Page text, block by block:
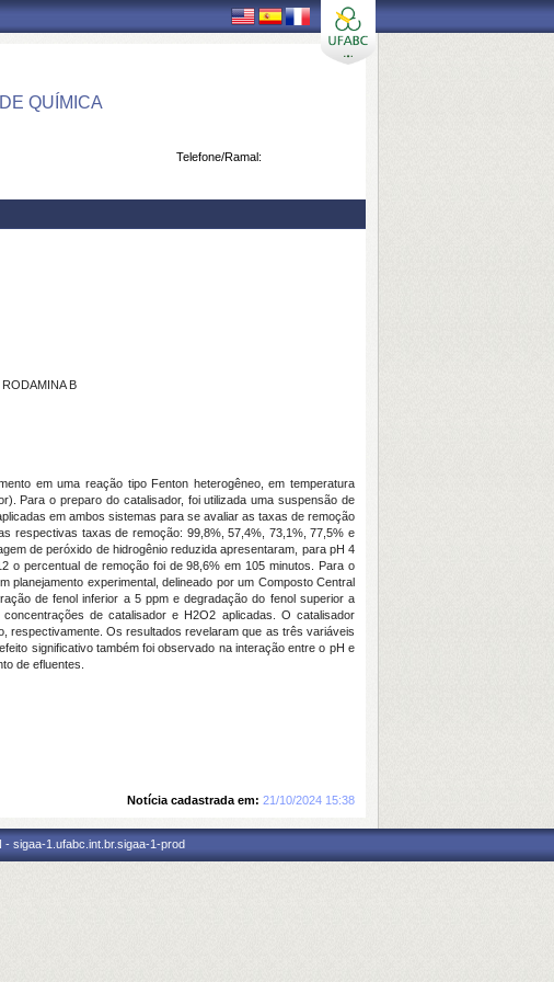
QUÍMICA
Telefone/Ramal:
B
em uma reação tipo Fenton heterogêneo, em temperatura
Para o preparo do catalisador, foi utilizada uma suspensão de
em ambos sistemas para se avaliar as taxas de remoção
respectivas taxas de remoção: 99,8%, 57,4%, 73,1%, 77,5% e
de peróxido de hidrogênio reduzida apresentaram, para pH 4
o percentual de remoção foi de 98,6% em 105 minutos. Para o
experimental, delineado por um Composto Central
de fenol inferior a 5 ppm e degradação do fenol superior a
de catalisador e H2O2 aplicadas. O catalisador
respectivamente. Os resultados revelaram que as três variáveis
significativo também foi observado na interação entre o pH e
de efluentes.
Notícia cadastrada em: 21/10/2024 15:38
sigaa-1.ufabc.int.br.sigaa-1-prod